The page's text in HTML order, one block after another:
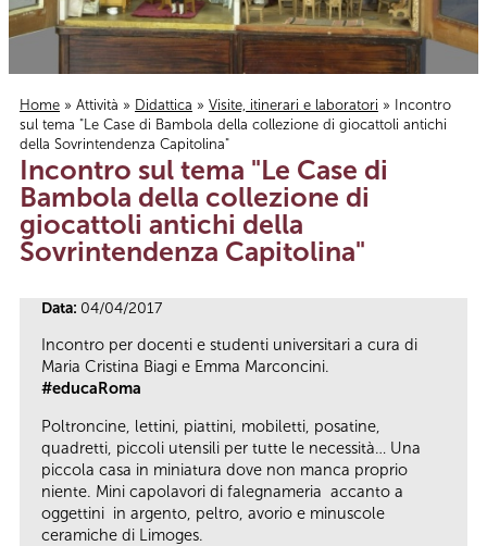
Tu sei qui
Home » Attività » Didattica » Visite, itinerari e laboratori » Incontro
sul tema "Le Case di Bambola della collezione di giocattoli antichi
della Sovrintendenza Capitolina"
Incontro sul tema "Le Case di
Bambola della collezione di
giocattoli antichi della
Sovrintendenza Capitolina"
Data: 04/04/2017
Incontro per docenti e studenti universitari a cura di
Maria Cristina Biagi e Emma Marconcini.
#educaRoma
Poltroncine, lettini, piattini, mobiletti, posatine,
quadretti, piccoli utensili per tutte le necessità… Una
piccola casa in miniatura dove non manca proprio
niente. Mini capolavori di falegnameria accanto a
oggettini in argento, peltro, avorio e minuscole
ceramiche di Limoges.